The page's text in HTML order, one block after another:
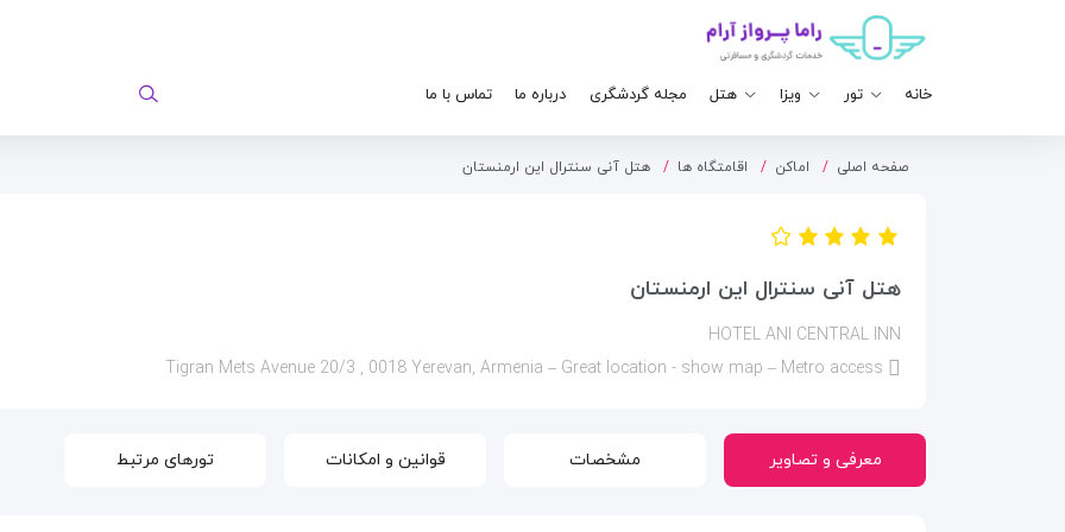
خانه تور ویزا هتل مجله گردشگری درباره ما تماس با ما
صفحه اصلی اماکن اقامتگاه ها هتل آنی سنترال این ارمنستان
هتل آنی سنترال این ارمنستان
HOTEL ANI CENTRAL INN
معرفی و تصاویر مشخصات قوانین و امکانات تورهای مرتبط